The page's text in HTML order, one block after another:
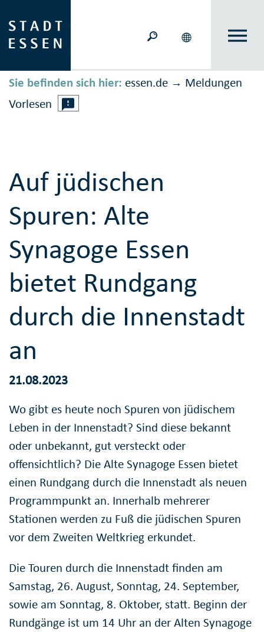
Sie befinden sich hier: essen.de → Meldungen
Vorlesen
Auf jüdischen
Spuren: Alte
Synagoge Essen
bietet Rundgang
durch die Innenstadt
an
21.08.2023
Wo gibt es heute noch Spuren von jüdischem
Leben in der Innenstadt? Sind diese bekannt
oder unbekannt, gut versteckt oder
offensichtlich? Die Alte Synagoge Essen bietet
einen Rundgang durch die Innenstadt als neuen
Programmpunkt an. Innerhalb mehrerer
Stationen werden zu Fuß die jüdischen Spuren
vor dem Zweiten Weltkrieg erkundet.
Die Touren durch die Innenstadt finden am
Samstag, 26. August, Sonntag, 24. September,
sowie am Sonntag, 8. Oktober, statt. Beginn der
Rundgänge ist um 14 Uhr an der Alten Synagoge